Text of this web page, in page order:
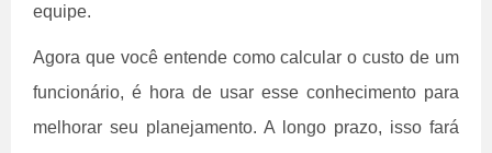
equipe.
Agora que você entende como calcular o custo de um
funcionário, é hora de usar esse conhecimento para
melhorar seu planejamento. A longo prazo, isso fará